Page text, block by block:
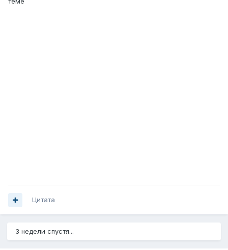
Цитата
3 недели спустя...